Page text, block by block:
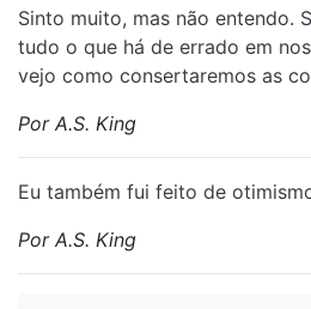
⁠Sinto muito, mas não entendo.
tudo o que há de errado em
vejo como consertaremos as
Por A.S. King
⁠Eu também fui feito de
Por A.S. King